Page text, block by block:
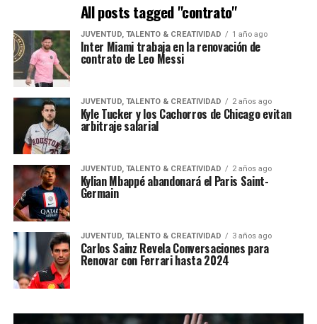
All posts tagged "contrato"
JUVENTUD, TALENTO & CREATIVIDAD 1 año ago
Inter Miami trabaja en la renovación de
contrato de Leo Messi
JUVENTUD, TALENTO & CREATIVIDAD 2 años ago
Kyle Tucker y los Cachorros de Chicago evitan
arbitraje salarial
JUVENTUD, TALENTO & CREATIVIDAD 2 años ago
Kylian Mbappé abandonará el Paris Saint-
Germain
JUVENTUD, TALENTO & CREATIVIDAD 3 años ago
Carlos Sainz Revela Conversaciones para
Renovar con Ferrari hasta 2024